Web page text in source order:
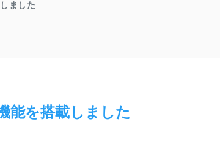
ました
能を搭載しました